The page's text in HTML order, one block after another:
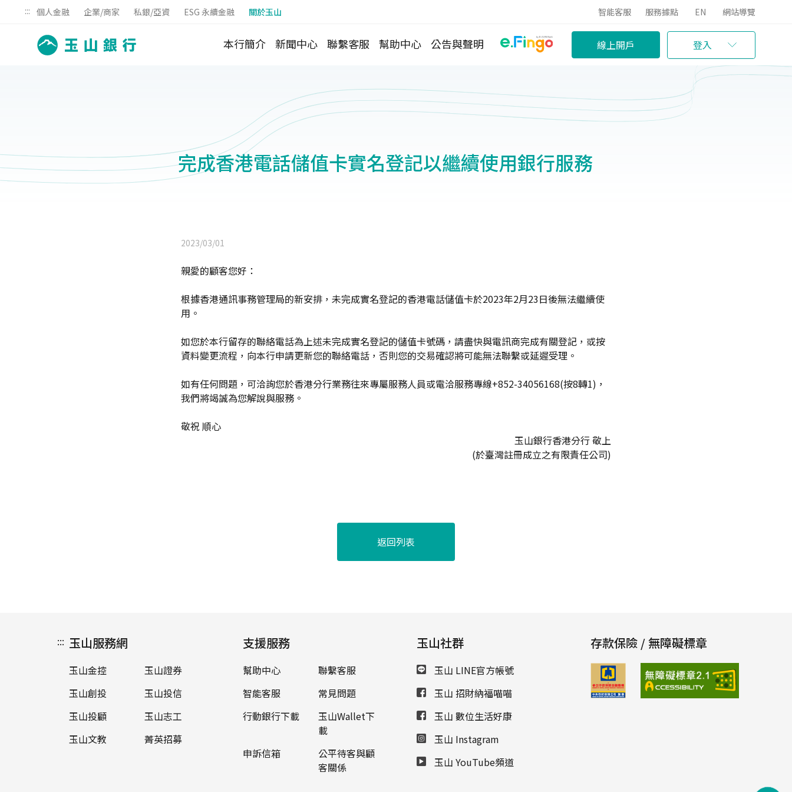
::: 個人金融 企業/商家 私銀/亞資 ESG 永續金融 關於玉山 智能客服 服務據點 EN 網站導覽
本行簡介 新聞中心 聯繫客服 幫助中心 公告與聲明 線上開戶 登入
完成香港電話儲值卡實名登記以繼續使用銀行服務
2023/03/01
親愛的顧客您好：
根據香港通訊事務管理局的新安排，未完成實名登記的香港電話儲值卡於2023年2月23日後無法繼續使
用。
如您於本行留存的聯絡電話為上述未完成實名登記的儲值卡號碼，請盡快與電訊商完成有關登記，或按
資料變更流程，向本行申請更新您的聯絡電話，否則您的交易確認將可能無法聯繫或延遲受理。
如有任何問題，可洽詢您於香港分行業務往來專屬服務人員或電洽服務專線+852-34056168(按8轉1)，
我們將竭誠為您解說與服務。
敬祝 順心
玉山銀行香港分行 敬上
(於臺灣註冊成立之有限責任公司)
返回列表
::: 玉山服務網
玉山金控
玉山證券
玉山創投
玉山投信
玉山投顧
玉山志工
玉山文教
菁英招募
支援服務
幫助中心
聯繫客服
智能客服
常見問題
行動銀行下載
玉山Wallet下
載
申訴信箱
公平待客與顧
客關係
玉山社群
玉山 LINE官方帳號
玉山 招財納福喵喵
玉山 數位生活好康
玉山 Instagram
玉山 YouTube頻道
存款保險 / 無障礙標章